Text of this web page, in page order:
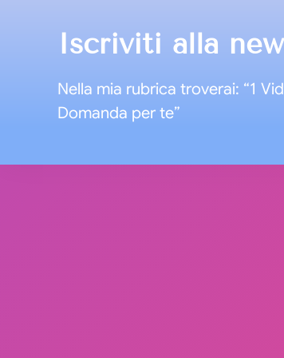
Iscriviti alla
Nella mia rubrica troverai: “1
Domanda per te”